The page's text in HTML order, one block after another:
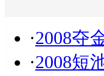
·2008夺
·2008短